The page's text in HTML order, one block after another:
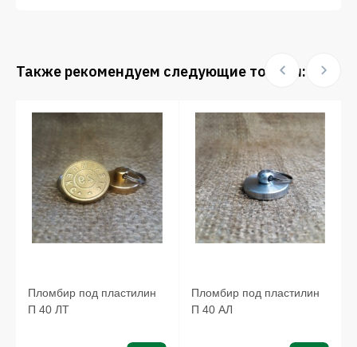
Также рекомендуем следующие товары:
Пломбир под пластилин
П 40 ЛТ
Пломбир под пластилин
П 40 АЛ